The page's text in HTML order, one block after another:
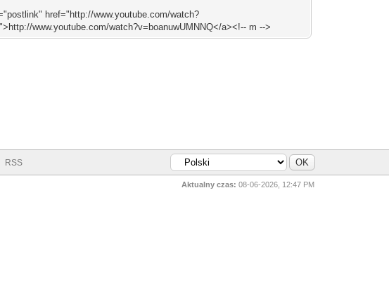
href="http://www.youtube.com/watch?
www.youtube.com/watch?v=boanuwUMNNQ</a><!-- m -->
RSS
Aktualny czas: 08-06-2026, 12:47 PM